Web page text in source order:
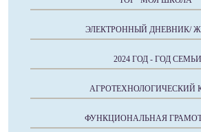
ЭЛЕКТРОННЫЙ ДНЕВНИК/
2024 ГОД - ГОД СЕМЬИ
АГРОТЕХНОЛОГИЧЕСКИЙ
ФУНКЦИОНАЛЬНАЯ